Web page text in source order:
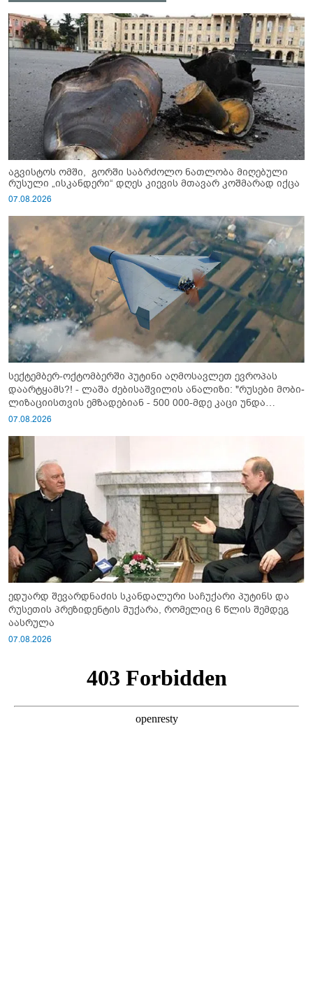
აგვისტოს ომში, გორში საბრძოლო ნათლობა მიღებული
რუსული „ისკანდერი“ დღეს კიევის მთავარ კოშმარად იქცა
07.08.2026
სექტემბერ-ოქტომბერში პუტინი აღმოსავლეთ ევროპას
დაარტყამს?! - ლაშა ძებისაშვილის ანალიზი: "რუსები მობი­
ლიზაციისთვის ემზადებიან - 500 000-მდე კაცი უნდა
გაიწვიონ ომში"
07.08.2026
ედუარდ შევარდნაძის სკანდალური საჩუქარი პუტინს და
რუსეთის პრეზიდენტის მუქარა, რომელიც 6 წლის შემდეგ
აასრულა
07.08.2026